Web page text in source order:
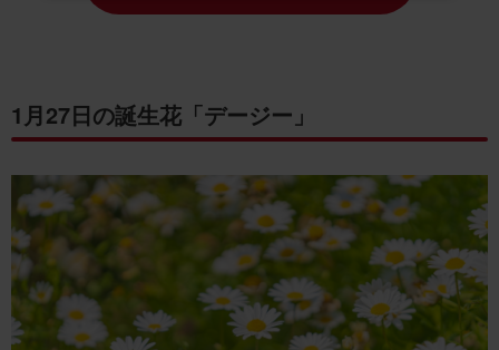
1月27日の誕生花「デージー」